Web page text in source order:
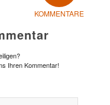
KOMMENTARE
Ihren Kommentar!